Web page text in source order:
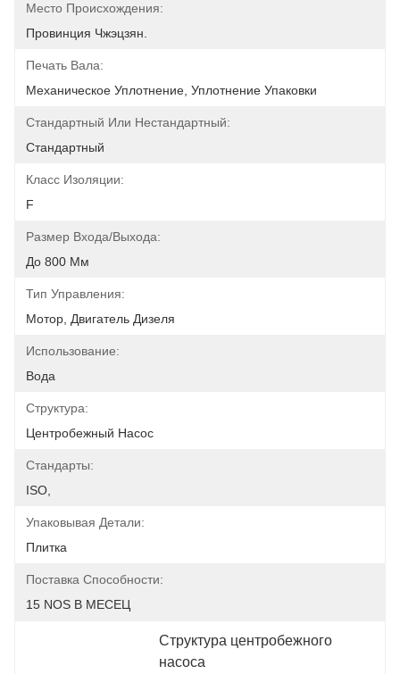
Место Происхождения:
Провинция Чжэцзян.
Печать Вала:
Механическое Уплотнение, Уплотнение Упаковки
Стандартный Или Нестандартный:
Стандартный
Класс Изоляции:
F
Размер Входа/выхода:
До 800 Мм
Тип Управления:
Мотор, Двигатель Дизеля
Использование:
Вода
Структура:
Центробежный Насос
Стандарты:
ISO,
Упаковывая Детали:
Плитка
Поставка Способности:
15 NOS В МЕСЕЦ
Структура центробежного
насоса